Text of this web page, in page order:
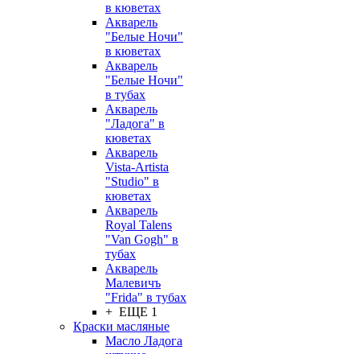
в кюветах
Акварель
"Белые Ночи"
в кюветах
Акварель
"Белые Ночи"
в тубах
Акварель
"Ладога" в
кюветах
Акварель
Vista-Artista
"Studio" в
кюветах
Акварель
Royal Talens
"Van Gogh" в
тубах
Акварель
Малевичъ
"Frida" в тубах
+ ЕЩЕ 1
Краски масляные
Масло Ладога